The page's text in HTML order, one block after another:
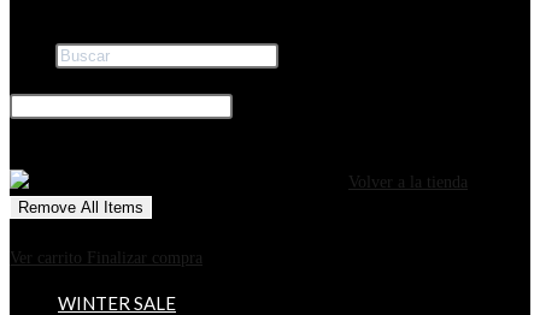
Volver a la tienda
Remove All Items
Ver carrito
Finalizar compra
WINTER SALE